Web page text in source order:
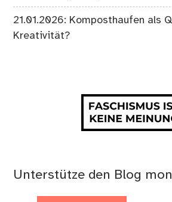
21.01.2026: Komposthaufen als
Kreativität?
Unterstütze den Blog